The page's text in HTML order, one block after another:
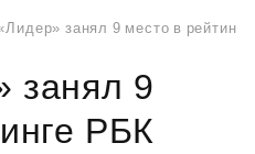
занял 9 место в
занял 9
РБК